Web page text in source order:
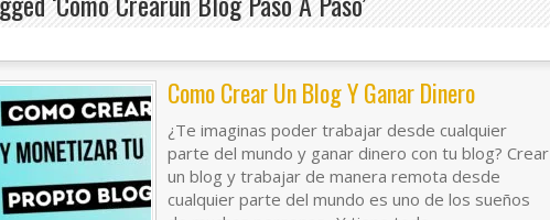
Como Crear Un Blog Y Ganar Dinero
¿Te imaginas poder trabajar desde cualquier
parte del mundo y ganar dinero con tu blog? Crear
un blog y trabajar de manera remota desde
cualquier parte del mundo es uno de los sueños